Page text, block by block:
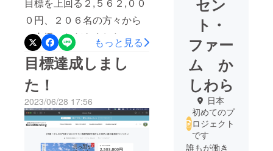
目標を上回る２,５６２,００
０円、２０６名の方々から
ご支援いただきました。こ
の「大阪・かしわら竹炭プ
ロジェクト」は、村上財団
さまと大阪府による「令和
５年度NPO等活動支援によ
る社会的活動支援事業」に
採択され、始めることがで
もっと見る
目標達成しまし
た！
2023/06/28 17:56
セン
ト・
ファー
ム か
しわら
日本
初めてのプ
ロジェクト
です
誰もが働き